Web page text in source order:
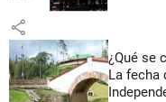
share
¿Qué se
La fecha